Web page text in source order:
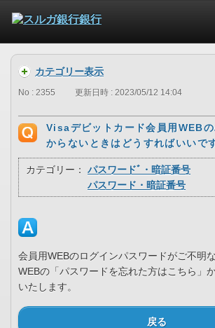
カテゴリー表示
No : 2355 更新日時 : 2023/05/12 14:04
Visaデビットカード会員用WEB
からないときはどうすればいいで
カテゴリー：
パスワードﾞ・暗証番号
パスワード・暗証番号
会員用WEBのログインパスワードがご不明
WEBの「パスワードを忘れた方はこちら」
いたします。
戻る